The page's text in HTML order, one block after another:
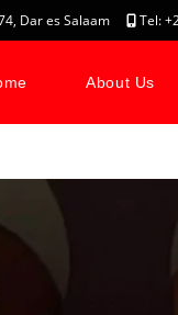
Dar es Salaam Tel:
About Us